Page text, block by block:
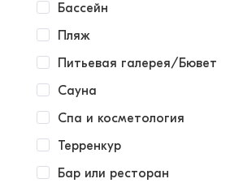
Бассейн
Пляж
Питьевая галерея/Бювет
Сауна
Спа и косметология
Терренкур
Бар или ресторан